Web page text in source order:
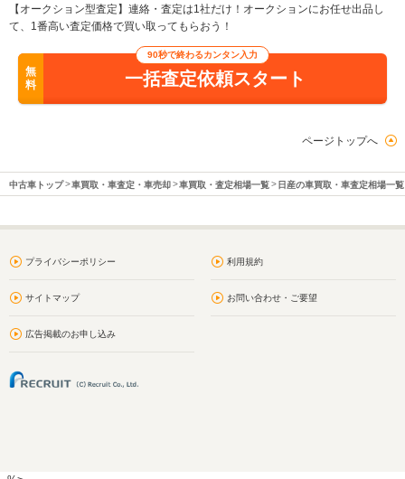
【オークション型査定】連絡・査定は1社だけ！オークションにお任せ出品し
て、1番高い査定価格で買い取ってもらおう！
無
料
90秒で終わるカンタン入力
一括査定依頼スタート
ページトップへ
中古車トップ 車買取・車査定・車売却 車買取・査定相場一覧 日産の車買取・車査定相場一覧
プライバシーポリシー 利用規約
サイトマップ お問い合わせ・ご要望
広告掲載のお申し込み